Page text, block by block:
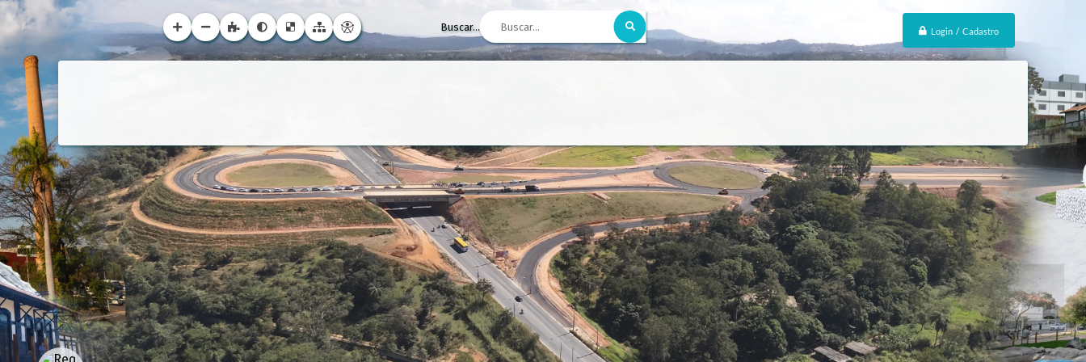
Login / Cadastro
Buscar...